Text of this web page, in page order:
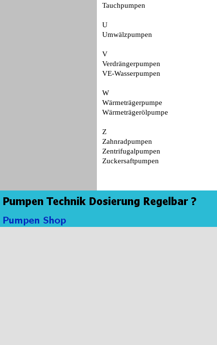
Tauchpumpen
U
Umwälzpumpen
V
Verdrängerpumpen
VE-Wasserpumpen
W
Wärmeträgerpumpe
Wärmeträgerölpumpe
Z
Zahnradpumpen
Zentrifugalpumpen
Zuckersaftpumpen